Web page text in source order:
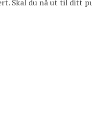
Skal du nå ut til ditt